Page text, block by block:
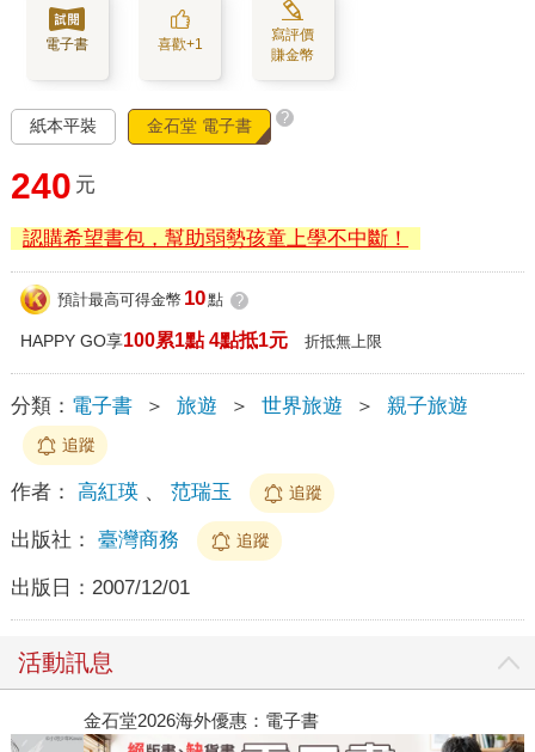
電子書 喜歡+1
寫評價
賺金幣
紙本平裝 金石堂 電子書 ?
240 元
認購希望書包，幫助弱勢孩童上學不中斷！
預計最高可得金幣 10點 ?
HAPPY GO享100累1點 4點抵1元 折抵無上限
分類： 電子書 ＞ 旅遊 ＞ 世界旅遊 ＞ 親子旅遊
追蹤
作者： 高紅瑛、 范瑞玉 追蹤
出版社： 臺灣商務 追蹤
出版日： 2007/12/01
活動訊息
金石堂2026海外優惠：電子書